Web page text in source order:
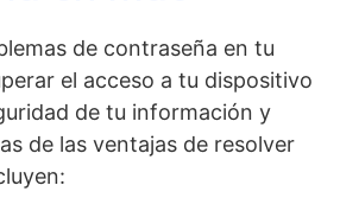
de contraseña en tu
el acceso a tu ⁣dispositivo
de tu información y‍
de las ventajas de resolver